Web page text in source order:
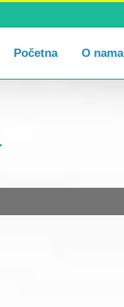
Početna O nama